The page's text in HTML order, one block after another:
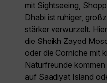
mit Sightseeing,
Dhabi ist ruhiger,
stärker verwurzelt.
die Sheikh Zayed
oder die Corniche mit
Naturfreunde
auf Saadiyat Island